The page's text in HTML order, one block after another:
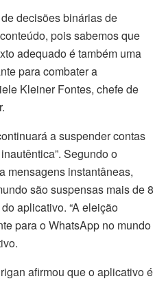
decisões binárias de
pois sabemos que
adequado é também uma
para combater a
Kleiner Fontes, chefe de
a suspender contas
Segundo o
mensagens instantâneas,
são suspensas mais de 8
aplicativo. “A eleição
para o WhatsApp no mundo
afirmou que o aplicativo é